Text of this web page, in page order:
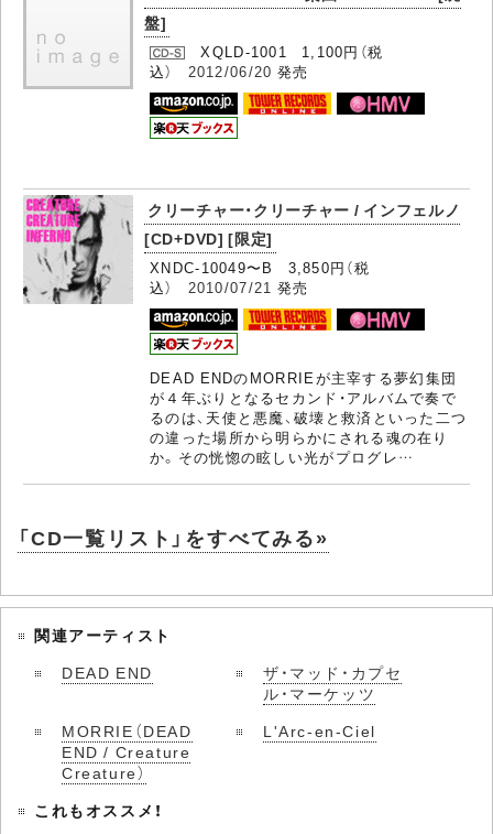
盤]
XQLD-1001 1,100円（税
込） 2012/06/20 発売
クリーチャー・クリーチャー / インフェルノ
[CD+DVD] [限定]
XNDC-10049〜B 3,850円（税
込） 2010/07/21 発売
DEAD ENDのMORRIEが主宰する夢幻集団
が４年ぶりとなるセカンド・アルバムで奏で
るのは、天使と悪魔、破壊と救済といった二つ
の違った場所から明らかにされる魂の在り
か。その恍惚の眩しい光がプログレ…
「CD一覧リスト」をすべてみる»
関連アーティスト
DEAD END
ザ・マッド・カプセ
ル・マーケッツ
MORRIE（DEAD
END / Creature
Creature）
L'Arc-en-Ciel
これもオススメ！